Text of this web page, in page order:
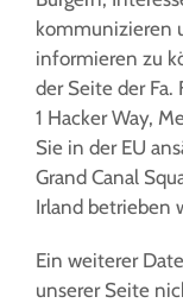
kommunizieren
informieren zu
der Seite der Fa.
1 Hacker Way,
Sie in der EU
Grand Canal
Irland betrieben
Ein weiterer
unserer Seite